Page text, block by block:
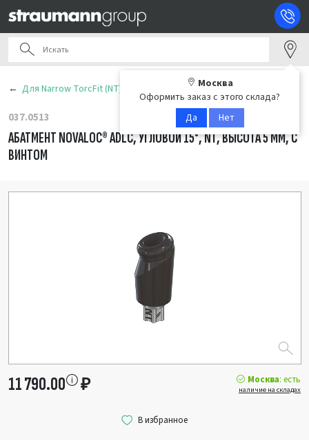
Москва
Оформить заказ с этого склада?
Да
Нет
Для Narrow TorcFit (NT)
037.0513
АБАТМЕНТ NOVALOC® ADLC, УГЛОВОЙ 15°, NT, ВЫСОТА 5 ММ, С
ВИНТОМ
11 790.00 ₽ Москва: есть
наличие на складах